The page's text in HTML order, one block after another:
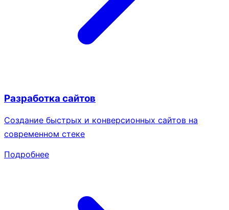
Разработка сайтов
Создание быстрых и конверсионных сайтов на
современном стеке
Подробнее